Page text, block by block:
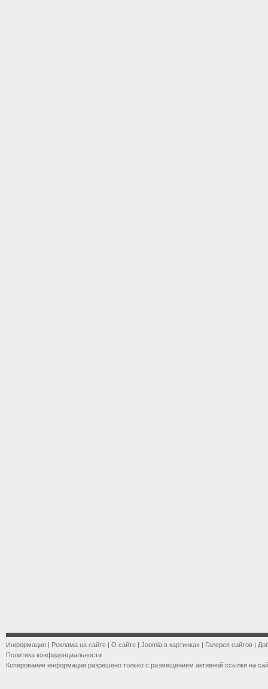
Информация | Реклама на сайте | О сайте | Joomla в картинках | Галерея сайтов |
Политика конфиденциальности
Копирование информации разрешено только с размещением активной ссылки на